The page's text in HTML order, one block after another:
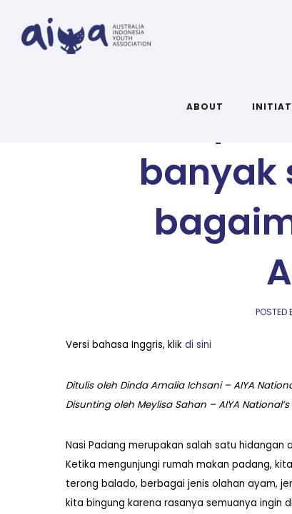
ABOUT
Alasan
banyak
POSTED
Versi bahasa Inggris, klik di sini
Ditulis oleh Dinda Amalia Ichsani – AIYA
Disunting oleh Meylisa Sahan – AIYA
Nasi Padang merupakan salah satu
Ketika mengunjungi rumah makan padang,
terong balado, berbagai jenis olahan ayam,
kita bingung karena rasanya semuanya ingin